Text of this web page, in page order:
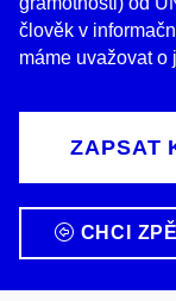
člověk v
máme uvažovat o
ZAPSAT
CHCI